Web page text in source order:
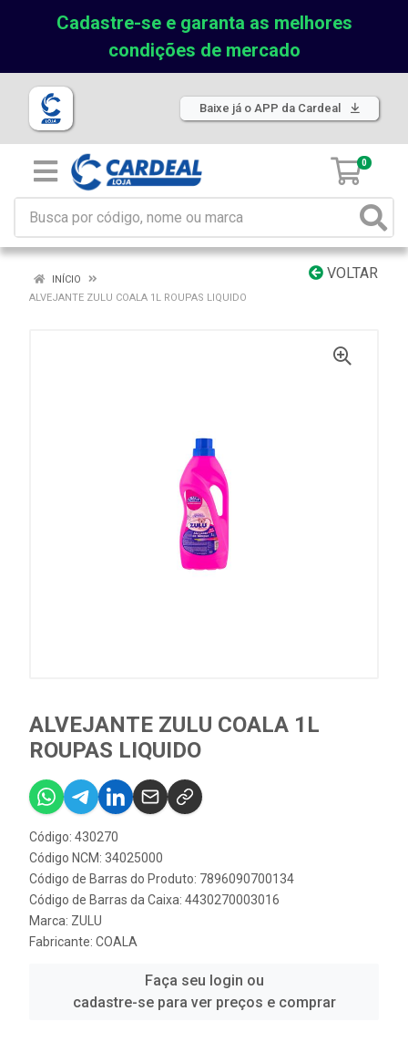
Cadastre-se e garanta as melhores
condições de mercado
Baixe já o APP da Cardeal
0
VOLTAR
INÍCIO
ALVEJANTE ZULU COALA 1L ROUPAS LIQUIDO
ALVEJANTE ZULU COALA 1L
ROUPAS LIQUIDO
Código: 430270
Código NCM: 34025000
Código de Barras do Produto: 7896090700134
Código de Barras da Caixa: 4430270003016
Marca: ZULU
Fabricante: COALA
Faça seu login ou
cadastre-se para ver preços e comprar